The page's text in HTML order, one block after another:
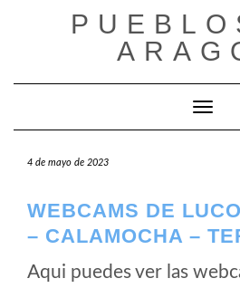
4 de mayo de 2023
WEBCAMS DE
– CALAMOCHA –
Aqui puedes ver las